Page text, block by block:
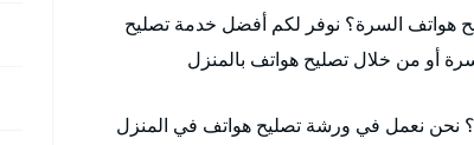
السرة؟ نوفر لكم أفضل خدمة تصليح
أو من خلال تصليح هواتف بالمنزل
نحن نعمل في ورشة تصليح هواتف في المنزل